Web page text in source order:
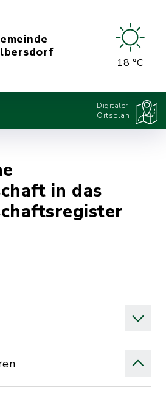
18 °C
Digitaler
Ortsplan
in das